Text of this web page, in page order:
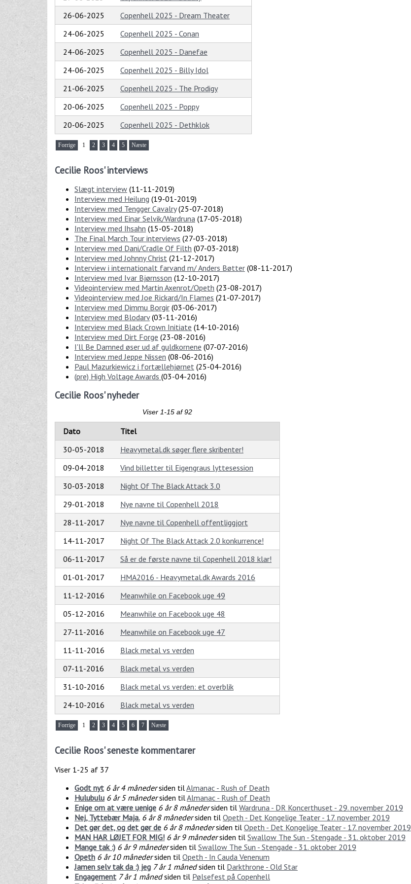
26-06-2025
Copenhell 2025 - Dream Theater
24-06-2025
Copenhell 2025 - Conan
24-06-2025
Copenhell 2025 - Danefae
24-06-2025
Copenhell 2025 - Billy Idol
21-06-2025
Copenhell 2025 - The Prodigy
20-06-2025
Copenhell 2025 - Poppy
20-06-2025
Copenhell 2025 - Dethklok
Forrige 1 2 3 4 5 Næste
Cecilie Roos' interviews
Slægt interview (11-11-2019)
Interview med Heilung (19-01-2019)
Interview med Tengger Cavalry(25-07-2018)
Interview med Einar Selvik/Wardruna (17-05-2018)
Interview med Ihsahn (15-05-2018)
The Final March Tour interviews (27-03-2018)
Interview med Dani/Cradle Of Filth (07-03-2018)
Interview med Johnny Christ (21-12-2017)
Interview i internationalt farvand m/ Anders Bøtter (08-11-2017)
Interview med Ivar Bjørnsson (12-10-2017)
Videointerview med Martin Axenrot/Opeth (23-08-2017)
Videointerview med Joe Rickard/In Flames (21-07-2017)
Interview med Dimmu Borgir (03-06-2017)
Interview med Blodarv(03-11-2016)
Interview med Black Crown Initiate (14-10-2016)
Interview med Dirt Forge (23-08-2016)
I'll Be Damned øser ud af guldkornene (07-07-2016)
Interview med Jeppe Nissen (08-06-2016)
Paul Mazurkiewicz i fortællehjørnet (25-04-2016)
(pre) High Voltage Awards (03-04-2016)
Cecilie Roos' nyheder
Viser 1-15 af 92
Dato
Titel
30-05-2018
Heavymetal.dk søger flere skribenter!
09-04-2018
Vind billetter til Eigengraus lyttesession
30-03-2018
Night Of The Black Attack 3.0
29-01-2018
Nye navne til Copenhell 2018
28-11-2017
Nye navne til Copenhell offentliggjort
14-11-2017
Night Of The Black Attack 2.0 konkurrence!
06-11-2017
Så er de første navne til Copenhell 2018 klar!
01-01-2017
HMA2016 - Heavymetal.dk Awards 2016
11-12-2016
Meanwhile on Facebook uge 49
05-12-2016
Meanwhile on Facebook uge 48
27-11-2016
Meanwhile on Facebook uge 47
11-11-2016
Black metal vs verden
07-11-2016
Black metal vs verden
31-10-2016
Black metal vs verden: et overblik
24-10-2016
Black metal vs verden
Forrige 1 2 3 4 5 6 7 Næste
Cecilie Roos' seneste kommentarer
Viser 1-25 af 37
Godt nyt 6 år 4 månedersiden tilAlmanac - Rush of Death
Hulubulu 6 år 5 månedersiden tilAlmanac - Rush of Death
Enige om at være uenige 6 år 8 månedersiden til Wardruna - DR Koncerthuset - 29. november 2019
Nej, Tyttebær Maja. 6 år 8 månedersiden til Opeth - Det Kongelige Teater - 17. november 2019
Det gør det, og det gør de 6 år 8 månedersiden til Opeth - Det Kongelige Teater - 17. november 2019
MAN HAR LØJET FOR MIG! 6 år 9 månedersiden til Swallow The Sun - Stengade - 31. oktober 2019
Mange tak :) 6 år 9 månedersiden til Swallow The Sun - Stengade - 31. oktober 2019
Opeth 6 år 10 månedersiden til Opeth - In Cauda Venenum
Jamen selv tak da :) jeg 7 år 1 månedsiden til Darkthrone - Old Star
Engagement 7 år 1 månedsiden til Pølsefest på Copenhell